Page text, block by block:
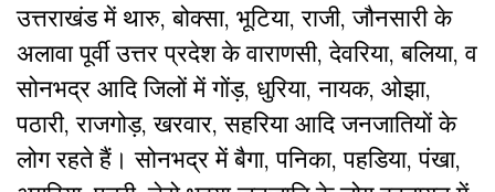
उत्तराखंड में थारु,बोक्सा, भूटिया,राजी,जौनसारीके
अलावापूर्वी उत्तर प्रदेश के वाराणसी, देवरिया, बलिया, व
सोनभद्र आदि जिलों में गोंड़, धुरिया,नायक, ओझा,
पठारी,राजगोड़,खरवार,सहरियाआदि जनजातियों के
लोग रहते हैं।सोनभद्र में बैगा,पनिका,पहडिया,पंखा,